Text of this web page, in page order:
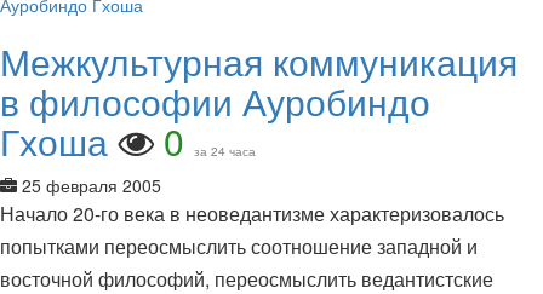
Межкультурная коммуникация
в философии Ауробиндо
Гхоша 0 за 24 часа
25 февраля 2005
Начало 20-го века в неоведантизме характеризовалось
попытками переосмыслить соотношение западной и
восточной философий, переосмыслить ведантистские